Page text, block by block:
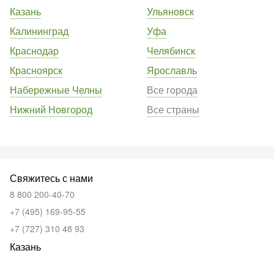
Казань
Калининград
Краснодар
Красноярск
Набережные Челны
Нижний Новгород
Ульяновск
Уфа
Челябинск
Ярославль
Все города
Все страны
Свяжитесь с нами
8 800 200-40-70
+7 (495) 169-95-55
+7 (727) 310 48 93
Казань